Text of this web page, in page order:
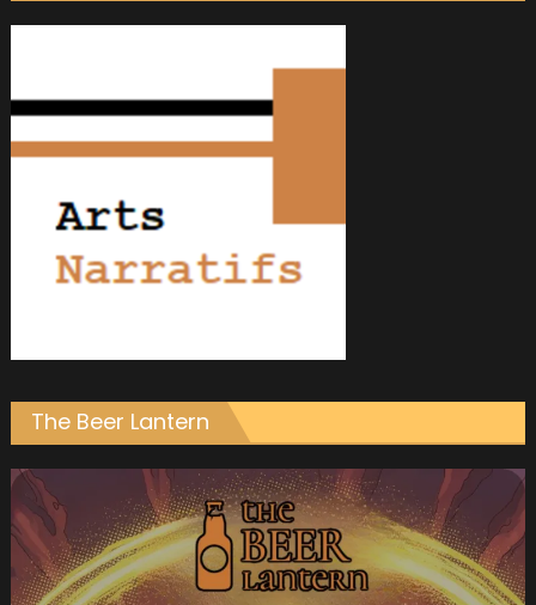
The Beer Lantern